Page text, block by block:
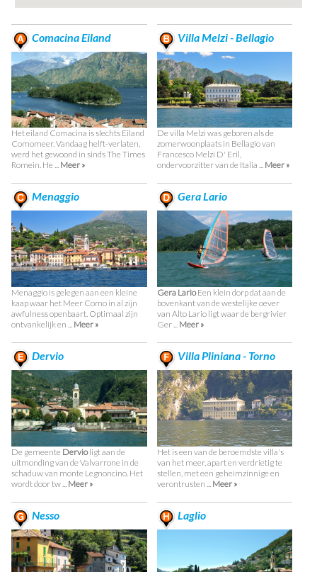
Comacina Eiland
Het eiland Comacina is slechts Eiland
Comomeer. Vandaag helft-verlaten,
werd het gewoond in sinds The Times
Romein. He ... Meer »
Villa Melzi - Bellagio
De villa Melzi was geboren als de
zomerwoonplaats in Bellagio van
Francesco Melzi D' Eril,
ondervoorzitter van de Italia ... Meer »
Menaggio
Menaggio is gelegen aan een kleine
kaap waar het Meer Como in al zijn
awfulness openbaart. Optimaal zijn
ontvankelijk en ... Meer »
Gera Lario
Gera LarioEen klein dorp dat aan de
bovenkant van de westelijke oever
van Alto Lario ligt waar de bergrivier
Ger ... Meer »
Dervio
De gemeente Dervioligt aan de
uitmonding van de Valvarrone in de
schaduw van monte Legnoncino. Het
wordt door tw ... Meer »
Villa Pliniana - Torno
Het is een van de beroemdste villa's
van het meer, apart en verdrietig te
stellen, met een geheimzinnige en
verontrusten ... Meer »
Nesso Laglio